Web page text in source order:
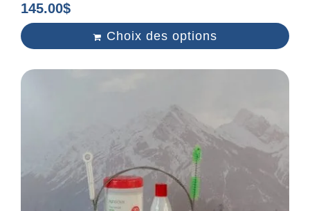
145.00$
Choix des options